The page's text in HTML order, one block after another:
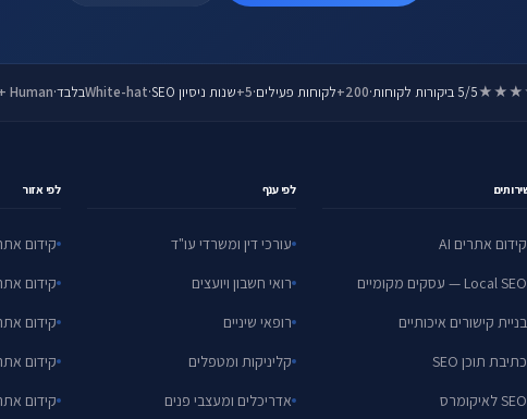
5/5 ביקורות לקוחות ·
200+ לקוחות פעילים·
5+ שנות ניסיון SEO ·
White-hatבלבד·
Human
קידום אתרים AI
Local SEO — עסקים מקומיים
בניית קישורים איכותיים
כתיבת תוכן SEO
SEO לאיקומרס
לפי ענף
עורכי דין ומשרדי עו"ד
רואי חשבון ויועצים
רופאי שיניים
קליניקות ומטפלים
אדריכלים ומעצבי פנים
לפי אזור
קידום
קידום
קידום
קידום
קידום